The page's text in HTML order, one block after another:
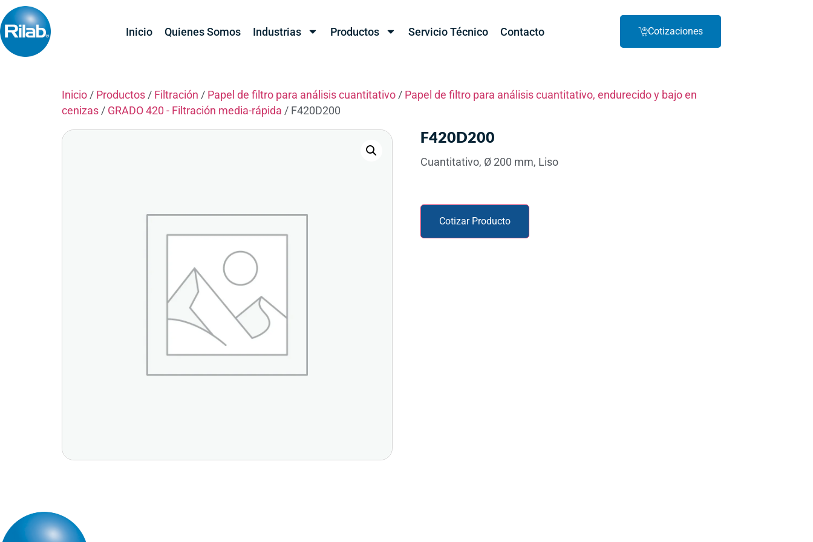
Inicio Quienes Somos Industrias Productos Servicio Técnico Contacto Cotizaciones
Inicio / Productos / Filtración / Papel de filtro para análisis cuantitativo / Papel de filtro para análisis cuantitativo, endurecido y bajo en
cenizas / GRADO 420 - Filtración media-rápida / F420D200
F420D200
Cuantitativo, Ø 200 mm, Liso
Cotizar Producto